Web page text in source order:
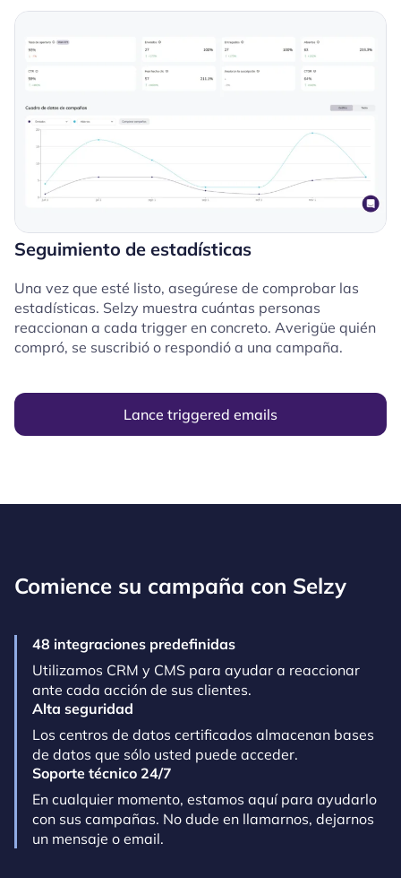
Seguimiento de estadísticas
Una vez que esté listo, asegúrese de comprobar las
estadísticas. Selzy muestra cuántas personas
reaccionan a cada trigger en concreto. Averigüe quién
compró, se suscribió o respondió a una campaña.
Lance triggered emails
Comience su campaña con Selzy
48 integraciones predefinidas
Utilizamos CRM y CMS para ayudar a reaccionar
ante cada acción de sus clientes.
Alta seguridad
Los centros de datos certificados almacenan bases
de datos que sólo usted puede acceder.
Soporte técnico 24/7
En cualquier momento, estamos aquí para ayudarlo
con sus campañas. No dude en llamarnos, dejarnos
un mensaje o email.